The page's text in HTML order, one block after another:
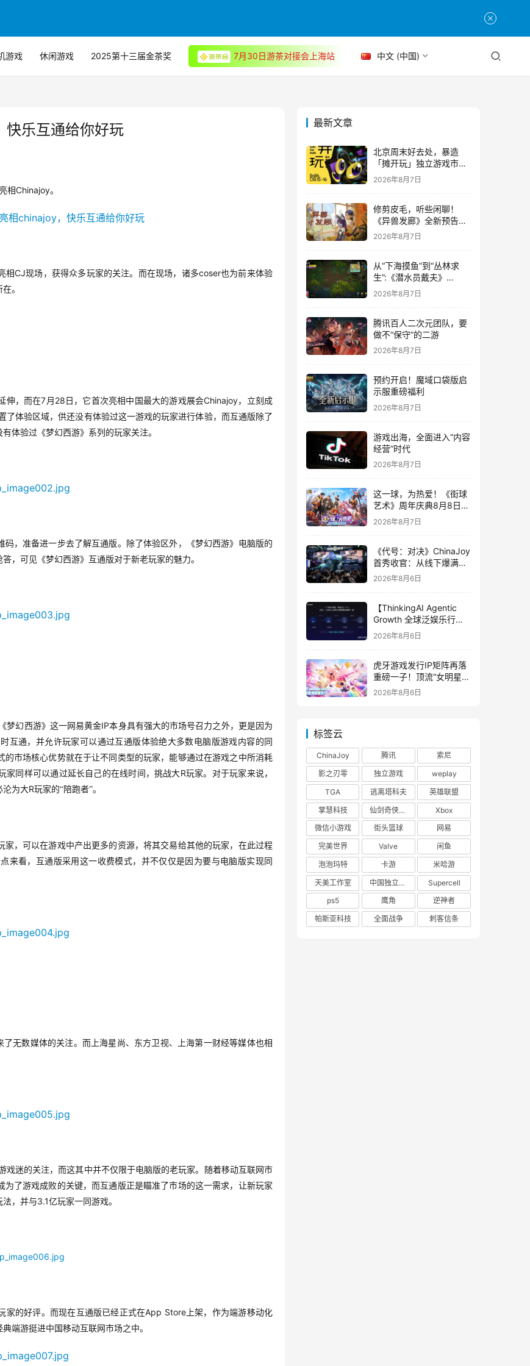
游戏 休闲游戏 2025第十三届金茶奖 7月30日游茶对接会上海站 中文 (中国)
快乐互通给你好玩
相Chinajoy。
相CJ现场，获得众多玩家的关注。而在现场，诸多coser也为前来体验
。
伸，而在7月 28 日，它首次亮相中国最大的游戏展会Chinajoy，立刻成
了体验区域，供还没有体验过这一游戏的玩家进行体验，而互通版除了
体验过《梦幻西游》系列的玩家关注。
，准备进一步去了解互通版。除了体验区外，《梦幻西游》电脑版的
，可见《梦幻西游》互通版对于新老玩家的魅力。
梦幻西游》这一网易黄金IP本身具有强大的市场号召力之外，更是因为
互通，并允许玩家可以通过互通版体验绝大多数电脑版游戏内容的同
市场核心优势就在于让不同类型的玩家，能够通过在游戏之中所消耗
家同样可以通过延长自己的在线时间，挑战大R玩家。对于玩家来说，
沦为大R玩家的“陪跑者”。
，可以在游戏中产出更多的资源，将其交易给其他的玩家，在此过程
来看，互通版采用这一收费模式，并不仅仅是因为要与电脑版实现同
了无数媒体的关注。而上海星尚、东方卫视、上海第一财经等媒体也相
戏迷的关注，而这其中并不仅限于电脑版的老玩家。随着移动互联网市
了游戏成败的关键，而互通版正是瞄准了市场的这一需求，让新玩家
法，并与3.1亿玩家一同游戏。
家的好评。而现在互通版已经正式在App Store上架，作为端游移动化
端游挺进中国移动互联网市场之中。
最新文章
北京周末好去处，暴造
「摊开玩」独立游戏市集
正式开票！
2026年8月7日
修剪皮毛，听些闲聊！
《异兽发廊》全新预告与
Steam免费试玩公开
2026年8月7日
从“下海摸鱼”到“丛林求
生”:《潜水员戴夫》
DLC《丛林》移动端定档
8月14日
2026年8月7日
腾讯百人二次元团队，要
做不“保守”的二游
2026年8月7日
预约开启！魔域口袋版启
示服重磅福利
2026年8月7日
游戏出海，全面进入“内容
经营”时代
2026年8月7日
这一球，为热爱！《街球
艺术》周年庆典8月8日正
式上线，多重福利与全新
内容同步开启
2026年8月7日
《代号：对决》ChinaJoy
首秀收官：从线下爆满看
见玩家的真实期待
2026年8月6日
【ThinkingAI Agentic
Growth 全球泛娱乐行业
峰会】Agent 时代，人到
底负责什么
2026年8月6日
虎牙游戏发行IP矩阵再落
重磅一子！顶流“女明星”
ZANMANG LOOPY 正版
2026年8月6日
标签云
ChinaJoy 腾讯
索尼
影之刃零
独立游戏
weplay
TGA
逃离塔科夫
英雄联盟
掌慧科技
仙剑奇侠传四
Xbox
微信小游戏
街头篮球
网易
完美世界
Valve
闲鱼
泡泡玛特
卡游
米哈游
天美工作室
中国独立游戏联盟
Supercell
ps5
鹰角
逆神者
帕斯亚科技
全面战争 刺客信条